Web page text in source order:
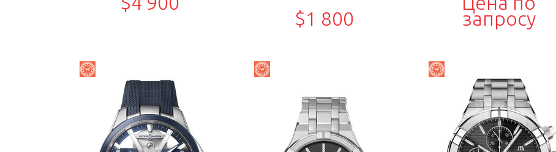
$1 800 запросу